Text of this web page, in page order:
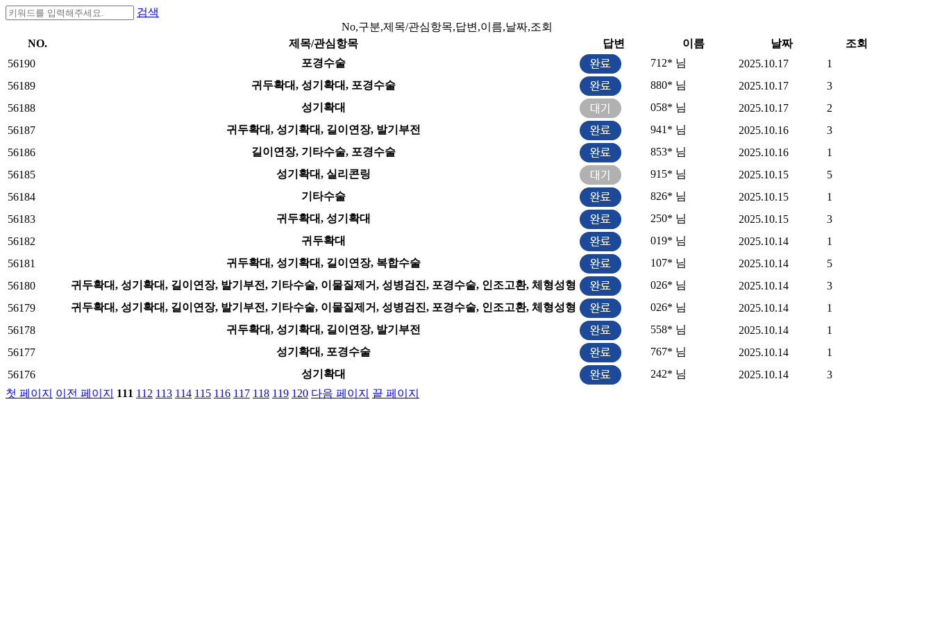
검색
No,구분,제목/관심항목,답변,이름,날짜,조회
NO.
제목/관심항목 답변 이름 날짜
조회
56190
포경수술 712* 님 2025.10.17
1
56189
귀두확대, 성기확대, 포경수술 880* 님 2025.10.17
3
56188
성기확대 058* 님 2025.10.17
2
56187
귀두확대, 성기확대, 길이연장, 발기부전 941* 님 2025.10.16
3
56186
길이연장, 기타수술, 포경수술 853* 님 2025.10.16
1
56185
성기확대, 실리콘링 915* 님 2025.10.15
5
56184
기타수술 826* 님 2025.10.15
1
56183
귀두확대, 성기확대 250* 님 2025.10.15
3
56182
귀두확대 019* 님 2025.10.14
1
56181
귀두확대, 성기확대, 길이연장, 복합수술 107* 님 2025.10.14
5
56180
귀두확대, 성기확대, 길이연장, 발기부전, 기타수술, 이물질제거, 성병검진, 포경수술, 인조고환, 체형성형 026* 님 2025.10.14
3
56179
귀두확대, 성기확대, 길이연장, 발기부전, 기타수술, 이물질제거, 성병검진, 포경수술, 인조고환, 체형성형 026* 님 2025.10.14
1
56178
귀두확대, 성기확대, 길이연장, 발기부전 558* 님 2025.10.14
1
56177
성기확대, 포경수술 767* 님 2025.10.14
1
56176
성기확대 242* 님 2025.10.14
3
첫 페이지
이전 페이지 111 112 113 114 115 116 117 118 119 120 다음 페이지 끝 페이지